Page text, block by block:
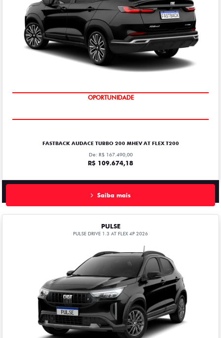
OPORTUNIDADE
FASTBACK AUDACE TURBO 200 MHEV AT FLEX T200
De: R$ 167.490,00
R$ 109.674,18
Saiba mais
PULSE
PULSE DRIVE 1.3 AT FLEX 4P 2026